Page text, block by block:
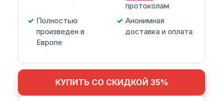
протоколам
Полностью
произведен в
Европе
Анонимная
доставка и оплата
КУПИТЬ СО СКИДКОЙ 35%